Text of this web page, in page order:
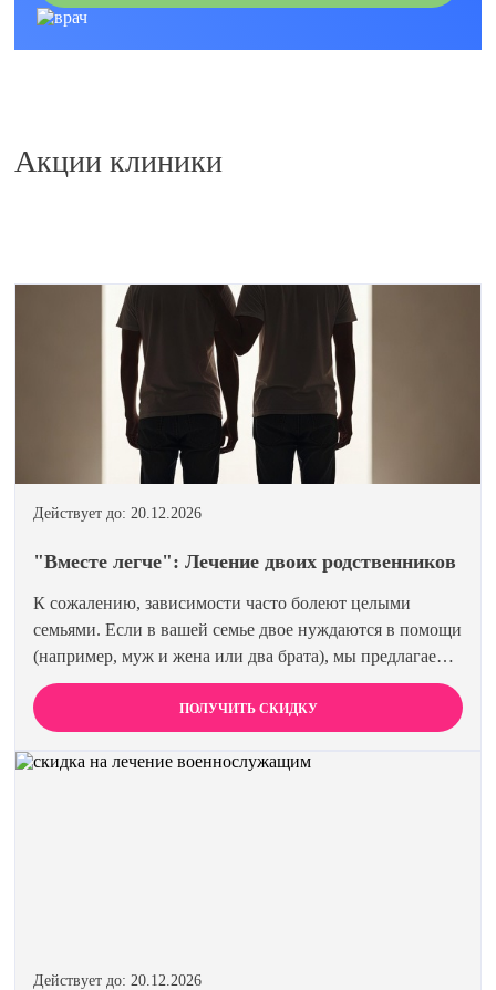
Акции клиники
Действует до: 20.12.2026
"Вместе легче": Лечение двоих родственников
К сожалению, зависимости часто болеют целыми
семьями. Если в вашей семье двое нуждаются в помощи
(например, муж и жена или два брата), мы предлагаем
специальную цену на одновременное лечение. Второй
член семьи получает скидку 15%. Лечиться вместе
эффективнее и выгоднее.
ПОЛУЧИТЬ СКИДКУ
Действует до: 20.12.2026